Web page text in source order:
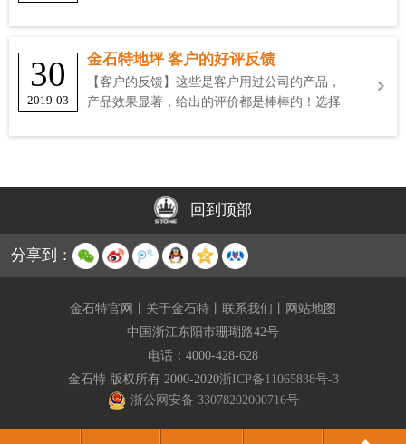
30
2019-03
金石特地坪 客户的好评反馈
【客户的反馈】这些是客户用过公司的产品，
产品效果显著，给出的评价都是棒棒的！选择
回到顶部
分享到：
金石特官网 关于金石特 联系我们
网站地图
中国浙江东阳市珊瑚路42号
电话： 4000-428-628
金石特 版权所有 2000-2020浙ICP备11065838号-3
浙公网安备 33078202000716号